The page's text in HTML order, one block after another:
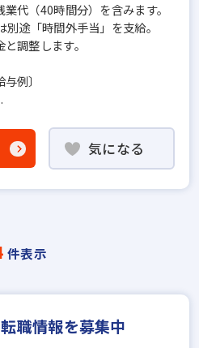
代（40時間分）を含みます。
別途「時間外手当」を支給。
調整します。
例〕
気になる
件表示
職情報を募集中